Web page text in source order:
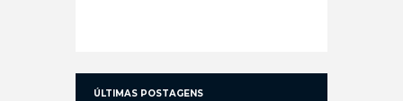
ÚLTIMAS POSTAGENS